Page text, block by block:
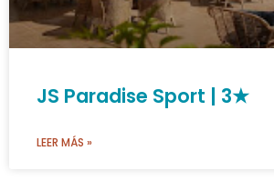
JS Paradise Sport | 3★
LEER MÁS »